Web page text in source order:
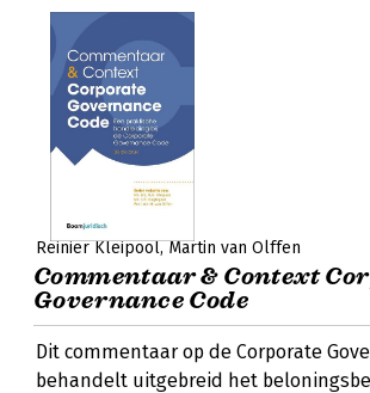
Reinier Kleipool Martin van Olffen
Commentaar & Context
Governance Code
Dit commentaar op de Corporate
behandelt uitgebreid het